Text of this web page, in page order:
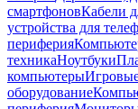
смартфоновКабели
устройства для
периферия
техникаНоутбуки
компьютеры
оборудование